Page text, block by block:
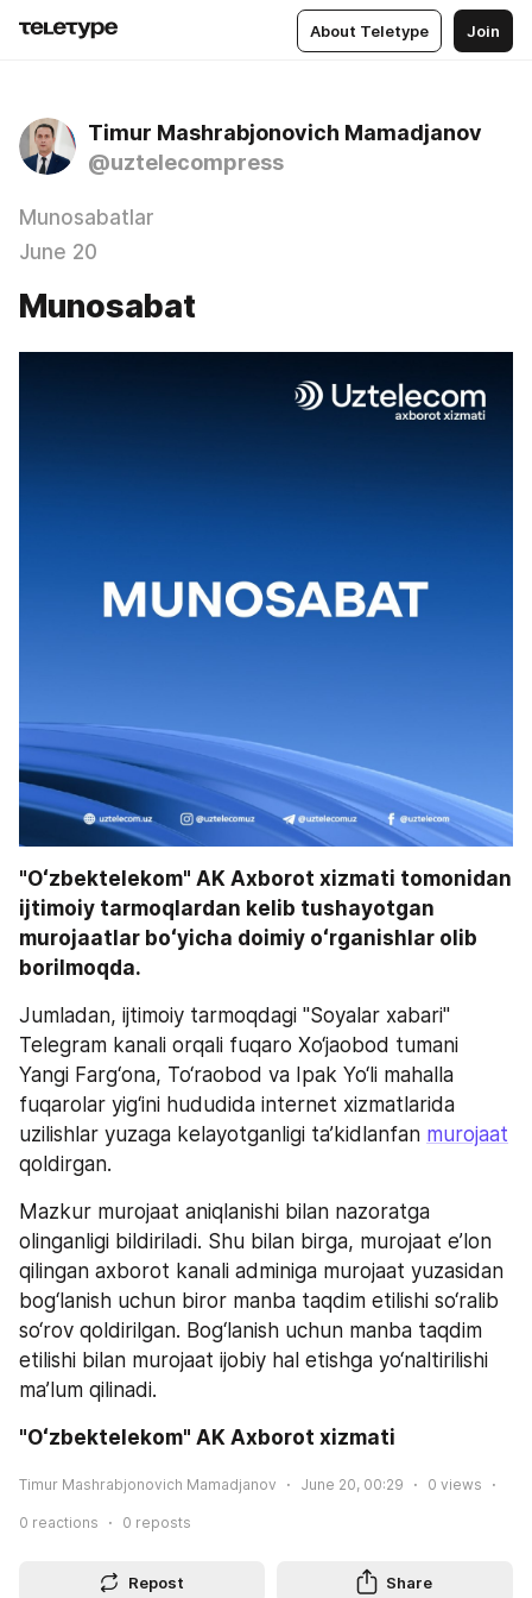
About Teletype Join
Timur Mashrabjonovich Mamadjanov
@uztelecompress
Munosabatlar
June 20
Munosabat
"Oʻzbektelekom" AK Axborot xizmati tomonidan
ijtimoiy tarmoqlardan kelib tushayotgan
murojaatlar boʻyicha doimiy oʻrganishlar olib
borilmoqda.
Jumladan, ijtimoiy tarmoqdagi "Soyalar xabari"
Telegram kanali orqali fuqaro Xo‘jaobod tumani
Yangi Farg‘ona, To‘raobod va Ipak Yo‘li mahalla
fuqarolar yig‘ini hududida internet xizmatlarida
uzilishlar yuzaga kelayotganligi ta’kidlanfan murojaat
qoldirgan.
Mazkur murojaat aniqlanishi bilan nazoratga
olinganligi bildiriladi. Shu bilan birga, murojaat e’lon
qilingan axborot kanali adminiga murojaat yuzasidan
bog‘lanish uchun biror manba taqdim etilishi so‘ralib
so‘rov qoldirilgan. Bog‘lanish uchun manba taqdim
etilishi bilan murojaat ijobiy hal etishga yo‘naltirilishi
ma’lum qilinadi.
"Oʻzbektelekom" AK Axborot xizmati
Timur Mashrabjonovich Mamadjanov June 20, 00:29 0 views
0 reactions 0 reposts
Repost Share